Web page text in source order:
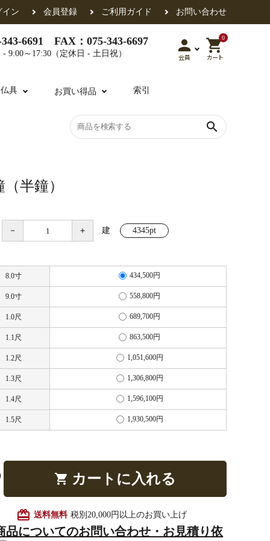
イン 会員登録 ご利用ガイド お問い合わせ
6691 FAX：075-343-6697
9:00～17:30（定休日 - 土日祝） person
会員
0
shopping_cart
カート
各派共通
得度・中仏用品
半装 作務衣
香盒
仏具 讃佛歌掛図
山号額・寄進額・定紋
掲示板・屋外用品・金
物
具 お買い得品 索引
search
半鐘）
－ ＋ 建 4345pt
8.0寸 434,500円
9.0寸 558,800円
1.0尺 689,700円
1.1尺 863,500円
1.2尺 1,051,600円
1.3尺 1,306,800円
1.4尺 1,596,100円
1.5尺 1,930,500円
shopping_cart カートに入れる
card_giftcard 送料無料 税別20,000円以上のお買い上げ
品についてのお問い合わせ・お見積り依